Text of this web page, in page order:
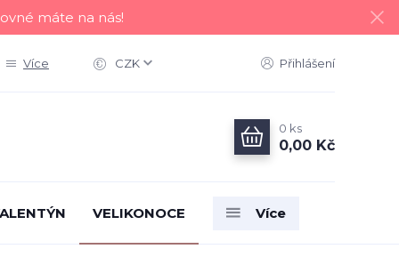
máte na nás!
Více CZK Přihlášení
0 ks
0,00 Kč
VELIKONOCE Více